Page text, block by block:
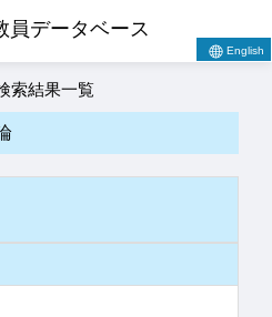
員データベース
English
索結果一覧